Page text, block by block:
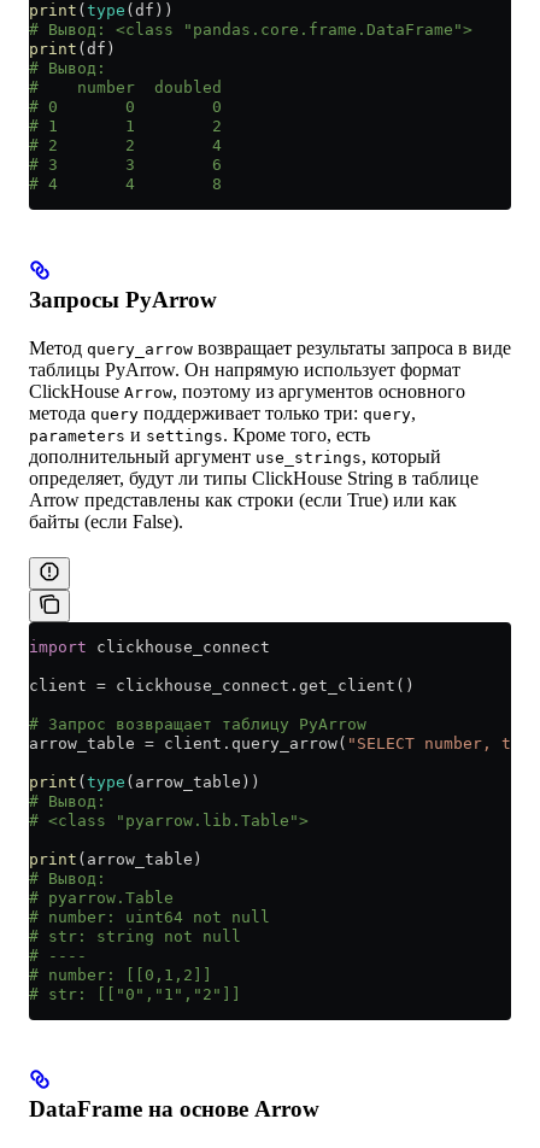
print ( type (df))
# Вывод: <class "pandas.core.frame.DataFrame">
print (df)
# Вывод:
#    number  doubled
# 0       0        0
# 1       1        2
# 2       2        4
# 3       3        6
# 4       4        8
Запросы PyArrow
Метод query_arrow возвращает результаты запроса в виде
таблицы PyArrow. Он напрямую использует формат
ClickHouse Arrow, поэтому из аргументов основного
метода query поддерживает только три: query,
parameters и settings. Кроме того, есть
дополнительный аргумент use_strings, который
определяет, будут ли типы ClickHouse String в таблице
Arrow представлены как строки (если True) или как
байты (если False).
import clickhouse_connect
client = clickhouse_connect.get_client()
# Запрос возвращает таблицу PyArrow
arrow_table = client.query_arrow( "SELECT number,
print ( type (arrow_table))
# Вывод:
# <class "pyarrow.lib.Table">
print (arrow_table)
# Вывод:
# pyarrow.Table
# number: uint64 not null
# str: string not null
# ----
# number: [[0,1,2]]
# str: [["0","1","2"]]
DataFrame на основе Arrow